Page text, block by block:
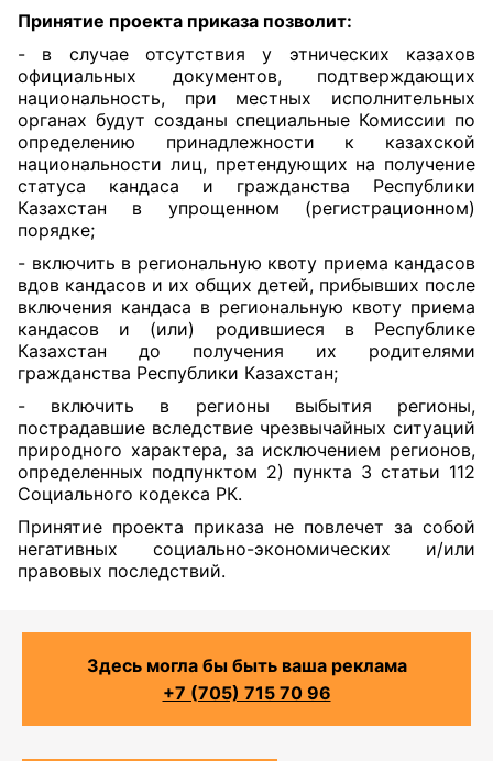
Принятие проекта приказа позволит:
- в случае отсутствия у этнических казахов
официальных документов, подтверждающих
национальность, при местных исполнительных
органах будут созданы специальные Комиссии по
определению принадлежности к казахской
национальности лиц, претендующих на получение
статуса кандаса и гражданства Республики
Казахстан в упрощенном (регистрационном)
порядке;
- включить в региональную квоту приема кандасов
вдов кандасов и их общих детей, прибывших после
включения кандаса в региональную квоту приема
кандасов и (или) родившиеся в Республике
Казахстан до получения их родителями
гражданства Республики Казахстан;
- включить в регионы выбытия регионы,
пострадавшие вследствие чрезвычайных ситуаций
природного характера, за исключением регионов,
определенных подпунктом 2) пункта 3 статьи 112
Социального кодекса РК.
Принятие проекта приказа не повлечет за собой
негативных социально-экономических и/или
правовых последствий.
Здесь могла бы быть ваша реклама
+7 (705) 715 70 96